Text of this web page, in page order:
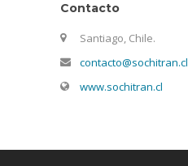
Contacto
Santiago, Chile.
contacto@sochitran.cl
www.sochitran.cl